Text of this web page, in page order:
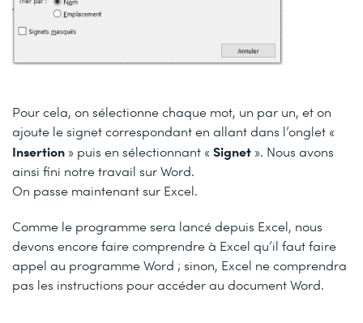
Pour cela, on sélectionne chaque mot, un par un, et on
ajoute le signet correspondant en allant dans l’onglet «
Insertion » puis en sélectionnant «Signet ». Nous avons
ainsi fini notre travail sur Word.
On passe maintenant sur Excel.
Comme le programme sera lancé depuis Excel, nous
devons encore faire comprendre à Excel qu’il faut faire
appel au programme Word ; sinon, Excel ne comprendra
pas les instructions pour accéder au document Word.